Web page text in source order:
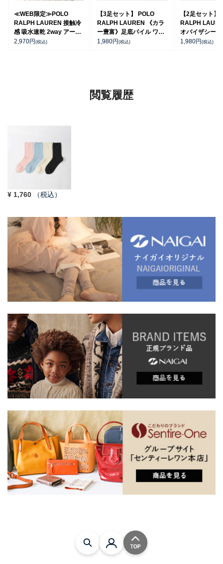
≪WEB限定≫POLO
RALPH LAUREN 接触冷
感 吸水速乾 2way アーム
カバー ＆ レッグウォーマ
2,970円 (税込)
【3足セット】 POLO
RALPH LAUREN 《カラ
ー豊富》足底パイル ワン
ポイントソックス ショー
1,980円(税込)
【2足セット】
RALPH
オバイザシー
ア オーガニッ
1,980円(税込)
閲覧履歴
¥ 1,760 （税込）